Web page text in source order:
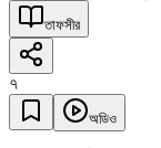
তাফসীর
৭
অডিও